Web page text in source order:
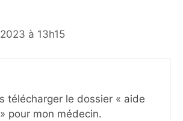
à 13h15
télécharger le dossier « aide
pour mon médecin.